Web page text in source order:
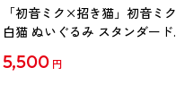
「初音ミク×招き猫」初音ミク
白猫 ぬいぐるみ スタンダード
5,500 円